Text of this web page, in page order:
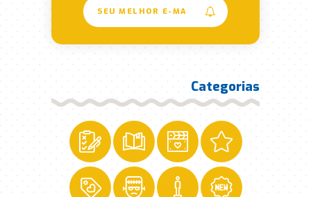
Categorias